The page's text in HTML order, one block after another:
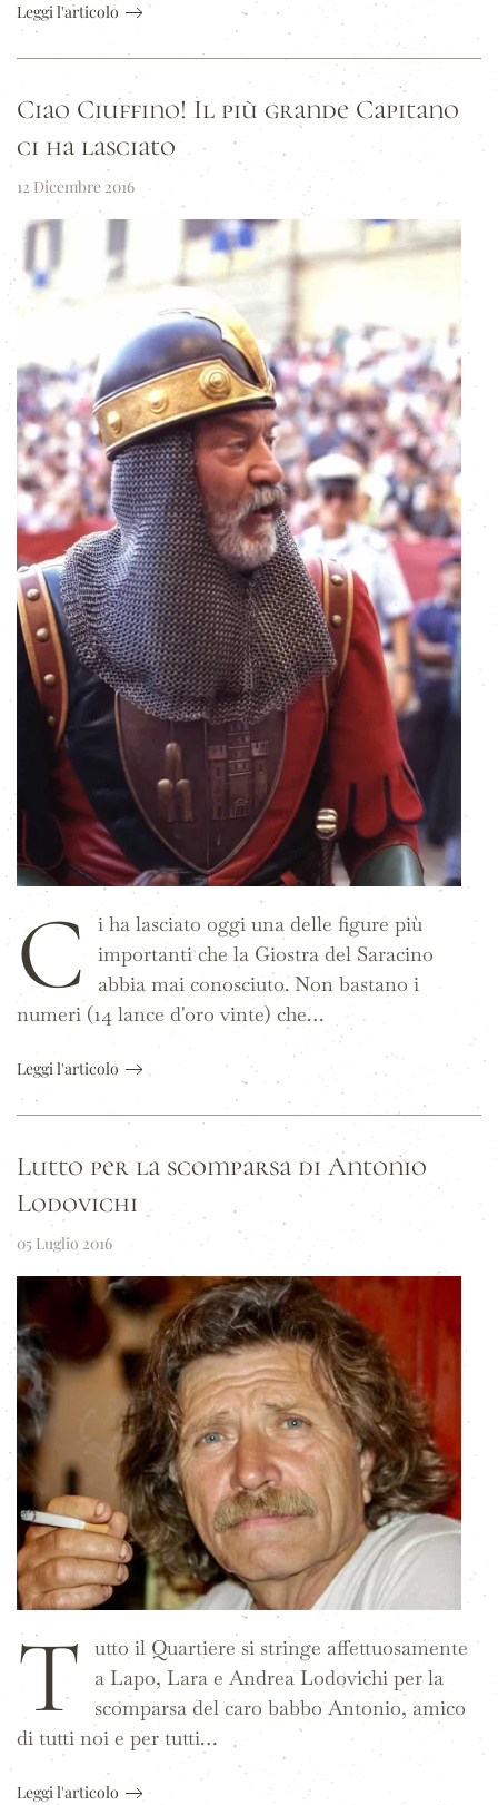
Leggi l'articolo
Ciao Ciuffino! Il più grande Capitano
ci ha lasciato
12 Dicembre 2016
C
i ha lasciato oggi una delle figure più
importanti che la Giostra del Saracino
abbia mai conosciuto. Non bastano i
numeri (14 lance d'oro vinte) che…
Leggi l'articolo
Lutto per la scomparsa di Antonio
Lodovichi
05 Luglio 2016
T
utto il Quartiere si stringe affettuosamente
a Lapo, Lara e Andrea Lodovichi per la
scomparsa del caro babbo Antonio, amico
di tutti noi e per tutti…
Leggi l'articolo